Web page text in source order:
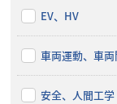
EV、HV
車両運動、車
安全、人間工学